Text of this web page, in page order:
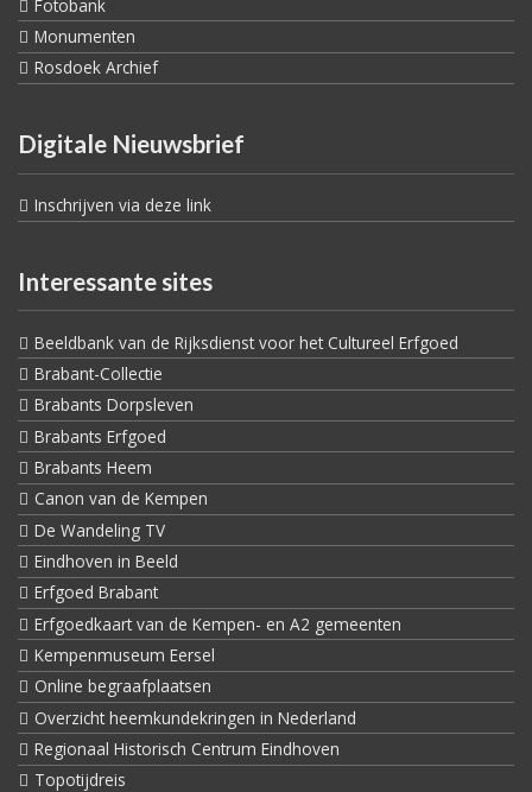
Fotobank
Monumenten
Rosdoek Archief
Digitale Nieuwsbrief
Inschrijven via deze link
Interessante sites
Beeldbank van de Rijksdienst voor het Cultureel Erfgoed
Brabant-Collectie
Brabants Dorpsleven
Brabants Erfgoed
Brabants Heem
Canon van de Kempen
De Wandeling TV
Eindhoven in Beeld
Erfgoed Brabant
Erfgoedkaart van de Kempen- en A2 gemeenten
Kempenmuseum Eersel
Online begraafplaatsen
Overzicht heemkundekringen in Nederland
Regionaal Historisch Centrum Eindhoven
Topotijdreis